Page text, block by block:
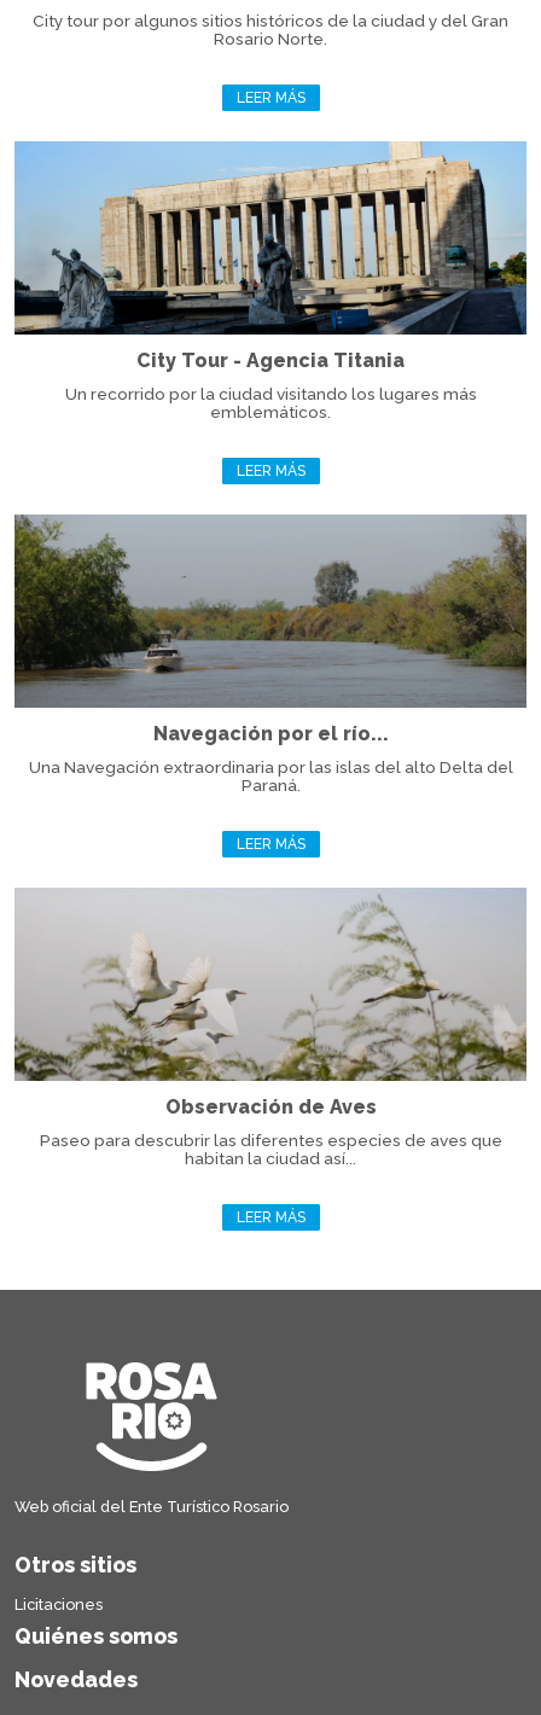
City tour por algunos sitios históricos de la ciudad y del Gran
Rosario Norte.
LEER MÁS
City Tour - Agencia Titania
Un recorrido por la ciudad visitando los lugares más
emblemáticos.
LEER MÁS
Navegación por el río...
Una Navegación extraordinaria por las islas del alto Delta del
Paraná.
LEER MÁS
Observación de Aves
Paseo para descubrir las diferentes especies de aves que
habitan la ciudad así...
LEER MÁS
Web oficial del Ente Turístico Rosario
Otros sitios
Licitaciones
Quiénes somos
Novedades